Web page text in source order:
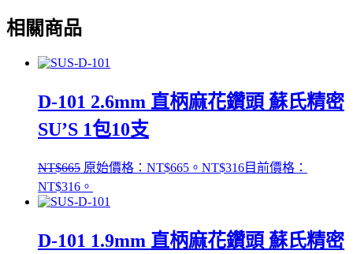
相關商品
D-101 2.6mm 直柄麻花鑽頭 蘇氏精密
SU’S 1包10支
NT$665 原始價格：NT$665。 NT$316目前價格：
NT$316。
D-101 1.9mm 直柄麻花鑽頭 蘇氏精密